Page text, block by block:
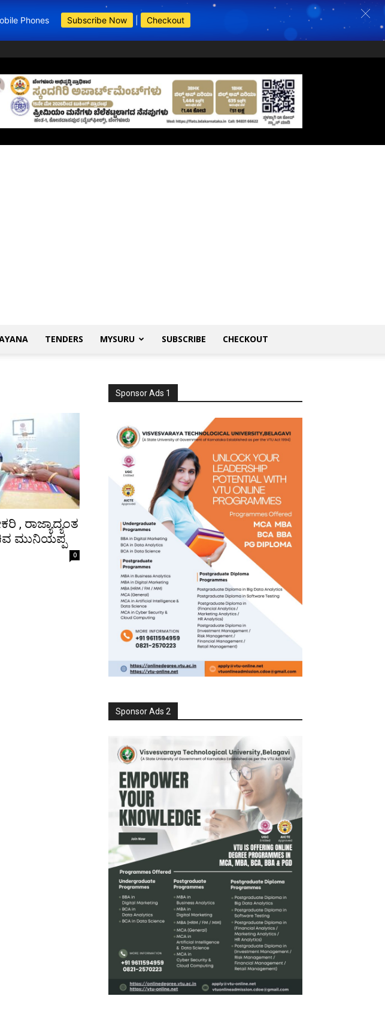
Phones Subscribe Now Checkout
BDA Apartments
TENDERS MYSURU SUBSCRIBE CHECKOUT
, ರಾಜ್ಯಾದ್ಯಂತ
ಮುನಿಯಪ್ಪ
0
Sponsor Ads 1
Sponsor Ads 2